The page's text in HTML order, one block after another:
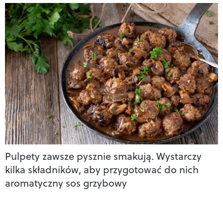
Pulpety zawsze pysznie smakują. Wystarczy
kilka składników, aby przygotować do nich
aromatyczny sos grzybowy